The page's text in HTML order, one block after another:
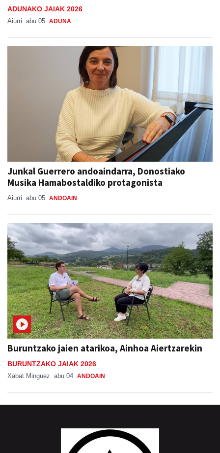
ADUNAKO JAIAK 2026
Aiurri abu 05 ADUNA
Junkal Guerrero andoaindarra, Donostiako
Musika Hamabostaldiko protagonista
Aiurri abu 05 ANDOAIN
Buruntzako jaien atarikoa, Ainhoa Aiertzarekin
BURUNTZAKO JAIAK 2026
Xabat Minguez abu 04 ANDOAIN